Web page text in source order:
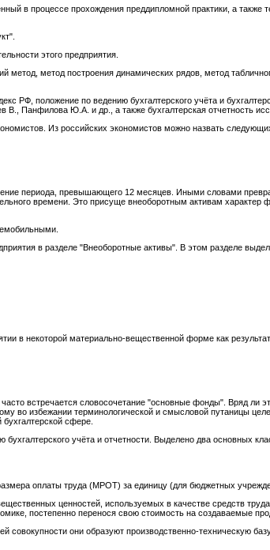
в процессе прохождения преддипломной практики, а также
этого предприятия.
метод, метод построения динамических рядов, метод
РФ, положение по ведению бухгалтерского учёта и
В., Панфилова Ю.А. и др., а также бухгалтерская отчетность
Из российских экономистов можно назвать
периода, превышающего 12 месяцев. Иными словами
времени. Это присуще внеоборотным активам характер
в разделе "Внеоборотные активы". В этом разделе
в некоторой материально-вещественной форме как
встречается словосочетание "основные фонды". Вряд ли
во избежании терминологической и смысловой путаницы
сфере.
учёта и отчетности. Выделено два основных
оплаты труда (МРОТ) за единицу (для бюджетных
ценностей, используемых в качестве средств
постепенно перенося свою стоимость на создаваемые
совокупности они образуют производственно-техническую